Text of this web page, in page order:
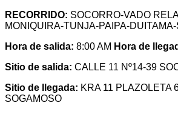
RECORRIDO: SOCORRO-VADO
MONIQUIRA-TUNJA-PAIPA-
Hora de salida: 8:00 AM Hora de
Sitio de salida: CALLE 11 Nº14-39
Sitio de llegada: KRA 11 PLAZOLETA
SOGAMOSO